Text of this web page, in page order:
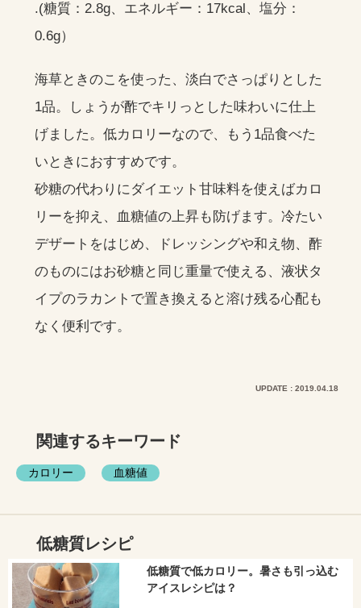
.(糖質：2.8g、エネルギー：17kcal、塩分：
0.6g）
海草ときのこを使った、淡白でさっぱりとした
1品。しょうが酢でキリっとした味わいに仕上
げました。低カロリーなので、もう1品食べた
いときにおすすめです。
砂糖の代わりにダイエット甘味料を使えばカロ
リーを抑え、血糖値の上昇も防げます。冷たい
デザートをはじめ、ドレッシングや和え物、酢
のものにはお砂糖と同じ重量で使える、液状タ
イプのラカントで置き換えると溶け残る心配も
なく便利です。
UPDATE : 2019.04.18
関連するキーワード
カロリー 血糖値
低糖質レシピ
低糖質で低カロリー。暑さも引っ込む
アイスレシピは？